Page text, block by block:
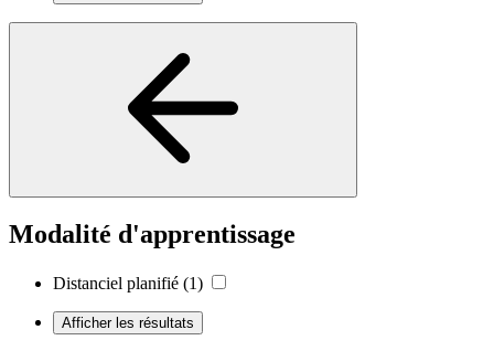
Modalité d'apprentissage
Distanciel planifié (1)
Afficher les résultats